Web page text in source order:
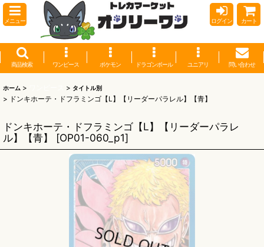
メニュー ログイン カート
商品検索 ワンピース ポケモン ドラゴンボール ユニアリ 問い合わせ
ホーム > > タイトル別
> ドンキホーテ・ドフラミンゴ【L】【リーダーパラレル】【青】
ドンキホーテ・ドフラミンゴ【L】【リーダーパラレ
ル】【青】
[OP01-060_p1]